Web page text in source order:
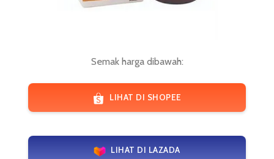
Semak harga dibawah:
LIHAT DI SHOPEE
LIHAT DI LAZADA